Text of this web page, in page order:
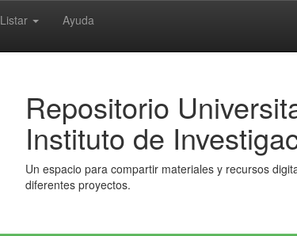
Listar Ayuda
Repositorio
Instituto de
Un espacio para compartir materiales y recursos
diferentes proyectos.